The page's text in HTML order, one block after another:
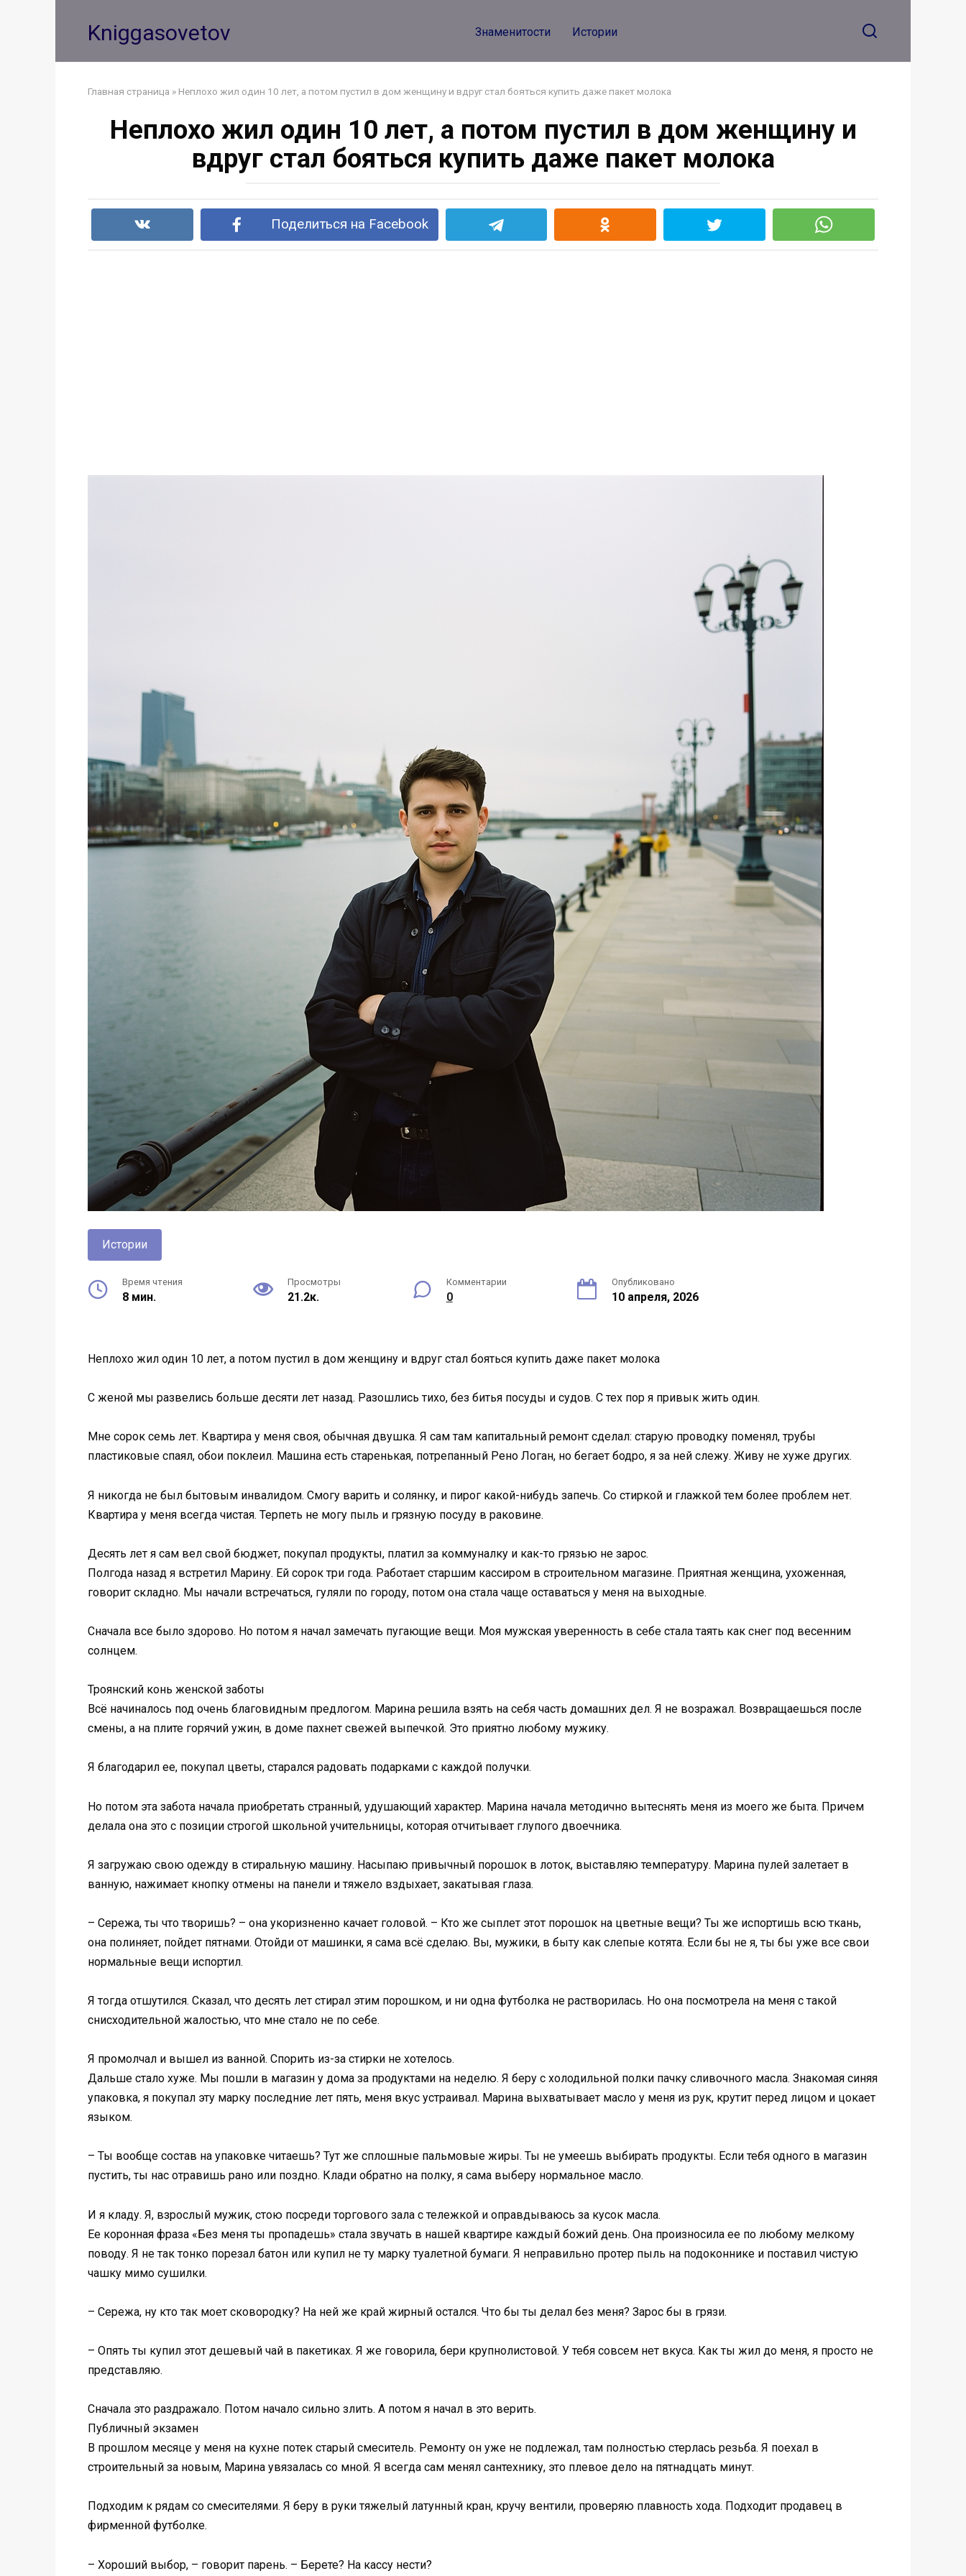
Kniggasovetov Знаменитости Истории
Главная страница » Неплохо жил один 10 лет, а потом пустил в дом женщину и вдруг стал бояться купить даже пакет молока
Неплохо жил один 10 лет, а потом пустил в дом женщину и
вдруг стал бояться купить даже пакет молока
Поделиться на Facebook
Истории
Время чтения
8 мин.
Просмотры
21.2к.
Комментарии
0
Опубликовано
10 апреля, 2026
Неплохо жил один 10 лет, а потом пустил в дом женщину и вдруг стал бояться купить даже пакет молока
С женой мы развелись больше десяти лет назад. Разошлись тихо, без битья посуды и судов. С тех пор я привык жить один.
Мне сорок семь лет. Квартира у меня своя, обычная двушка. Я сам там капитальный ремонт сделал: старую проводку поменял, трубы
пластиковые спаял, обои поклеил. Машина есть старенькая, потрепанный Рено Логан, но бегает бодро, я за ней слежу. Живу не хуже других.
Я никогда не был бытовым инвалидом. Смогу варить и солянку, и пирог какой-нибудь запечь. Со стиркой и глажкой тем более проблем нет.
Квартира у меня всегда чистая. Терпеть не могу пыль и грязную посуду в раковине.
Десять лет я сам вел свой бюджет, покупал продукты, платил за коммуналку и как-то грязью не зарос.
Полгода назад я встретил Марину. Ей сорок три года. Работает старшим кассиром в строительном магазине. Приятная женщина, ухоженная,
говорит складно. Мы начали встречаться, гуляли по городу, потом она стала чаще оставаться у меня на выходные.
Сначала все было здорово. Но потом я начал замечать пугающие вещи. Моя мужская уверенность в себе стала таять как снег под весенним
солнцем.
Троянский конь женской заботы
Всё начиналось под очень благовидным предлогом. Марина решила взять на себя часть домашних дел. Я не возражал. Возвращаешься после
смены, а на плите горячий ужин, в доме пахнет свежей выпечкой. Это приятно любому мужику.
Я благодарил ее, покупал цветы, старался радовать подарками с каждой получки.
Но потом эта забота начала приобретать странный, удушающий характер. Марина начала методично вытеснять меня из моего же быта. Причем
делала она это с позиции строгой школьной учительницы, которая отчитывает глупого двоечника.
Я загружаю свою одежду в стиральную машину. Насыпаю привычный порошок в лоток, выставляю температуру. Марина пулей залетает в
ванную, нажимает кнопку отмены на панели и тяжело вздыхает, закатывая глаза.
– Сережа, ты что творишь? – она укоризненно качает головой. – Кто же сыплет этот порошок на цветные вещи? Ты же испортишь всю ткань,
она полиняет, пойдет пятнами. Отойди от машинки, я сама всё сделаю. Вы, мужики, в быту как слепые котята. Если бы не я, ты бы уже все свои
нормальные вещи испортил.
Я тогда отшутился. Сказал, что десять лет стирал этим порошком, и ни одна футболка не растворилась. Но она посмотрела на меня с такой
снисходительной жалостью, что мне стало не по себе.
Я промолчал и вышел из ванной. Спорить из-за стирки не хотелось.
Дальше стало хуже. Мы пошли в магазин у дома за продуктами на неделю. Я беру с холодильной полки пачку сливочного масла. Знакомая синяя
упаковка, я покупал эту марку последние лет пять, меня вкус устраивал. Марина выхватывает масло у меня из рук, крутит перед лицом и цокает
языком.
– Ты вообще состав на упаковке читаешь? Тут же сплошные пальмовые жиры. Ты не умеешь выбирать продукты. Если тебя одного в магазин
пустить, ты нас отравишь рано или поздно. Клади обратно на полку, я сама выберу нормальное масло.
И я кладу. Я, взрослый мужик, стою посреди торгового зала с тележкой и оправдываюсь за кусок масла.
Ее коронная фраза «Без меня ты пропадешь» стала звучать в нашей квартире каждый божий день. Она произносила ее по любому мелкому
поводу. Я не так тонко порезал батон или купил не ту марку туалетной бумаги. Я неправильно протер пыль на подоконнике и поставил чистую
чашку мимо сушилки.
– Сережа, ну кто так моет сковородку? На ней же край жирный остался. Что бы ты делал без меня? Зарос бы в грязи.
– Опять ты купил этот дешевый чай в пакетиках. Я же говорила, бери крупнолистовой. У тебя совсем нет вкуса. Как ты жил до меня, я просто не
представляю.
Сначала это раздражало. Потом начало сильно злить. А потом я начал в это верить.
Публичный экзамен
В прошлом месяце у меня на кухне потек старый смеситель. Ремонту он уже не подлежал, там полностью стерлась резьба. Я поехал в
строительный за новым, Марина увязалась со мной. Я всегда сам менял сантехнику, это плевое дело на пятнадцать минут.
Подходим к рядам со смесителями. Я беру в руки тяжелый латунный кран, кручу вентили, проверяю плавность хода. Подходит продавец в
фирменной футболке.
– Хороший выбор, – говорит парень. – Берете? На кассу нести?